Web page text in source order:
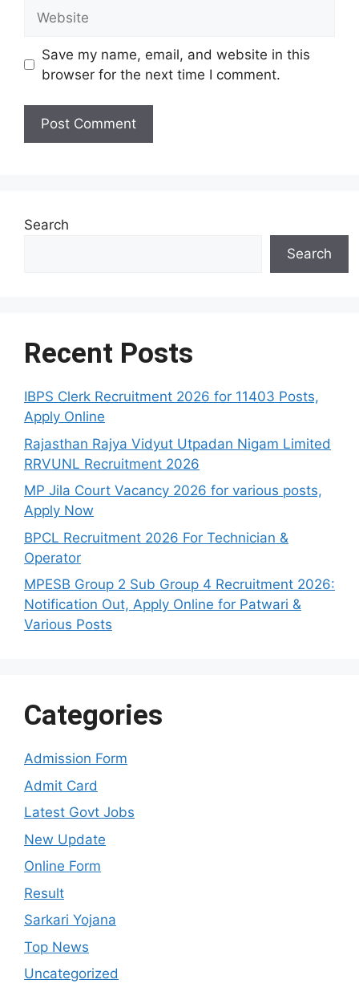
Save my name, email, and website in this
browser for the next time I comment.
Search
Search
Recent Posts
IBPS Clerk Recruitment 2026 for 11403 Posts,
Apply Online
Rajasthan Rajya Vidyut Utpadan Nigam Limited
RRVUNL Recruitment 2026
MP Jila Court Vacancy 2026 for various posts,
Apply Now
BPCL Recruitment 2026 For Technician &
Operator
MPESB Group 2 Sub Group 4 Recruitment 2026:
Notification Out, Apply Online for Patwari &
Various Posts
Categories
Admission Form
Admit Card
Latest Govt Jobs
New Update
Online Form
Result
Sarkari Yojana
Top News
Uncategorized